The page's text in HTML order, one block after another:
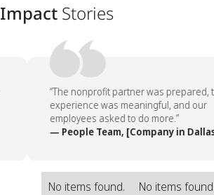
Impact Stories
“The nonprofit partner was prepared,
experience was meaningful, and our
employees asked to do more.”
— People Team, [Company in Dallas]
No items found. No items